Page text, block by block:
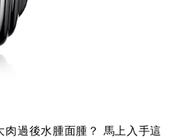
肉過後水腫面腫？ 馬上入手這